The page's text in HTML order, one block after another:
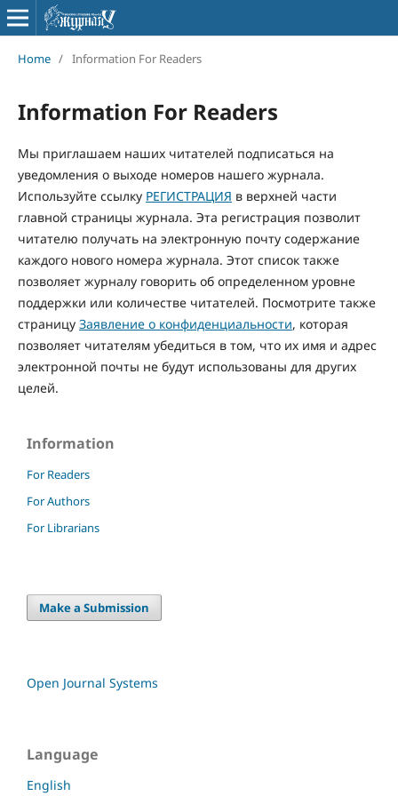
Home / Information For Readers
Information For Readers
Мы приглашаем наших читателей подписаться на
уведомления о выходе номеров нашего журнала.
Используйте ссылку РЕГИСТРАЦИЯ в верхней части
главной страницы журнала. Эта регистрация позволит
читателю получать на электронную почту содержание
каждого нового номера журнала. Этот список также
позволяет журналу говорить об определенном уровне
поддержки или количестве читателей. Посмотрите также
страницу Заявление о конфиденциальности, которая
позволяет читателям убедиться в том, что их имя и адрес
электронной почты не будут использованы для других
целей.
Information
For Readers
For Authors
For Librarians
Make a Submission
Open Journal Systems
Language
English